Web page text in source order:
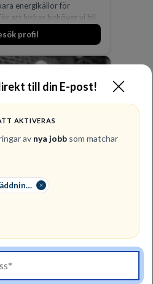
till din E-post!
AKTIVERAS
av nya jobb som matchar
Försvar, säkerhet & räddningstjänst
energikällor för
att lyckas behöver vi bli
vill göra skillnad.
profil
RÅDGIVNING
och
förstahandsvalet som
och rådgivare för
idédrivna företag. Vår
har gett oss en
profil